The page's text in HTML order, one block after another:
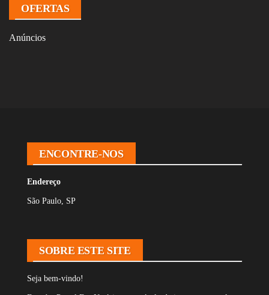
OFERTAS
Anúncios
ENCONTRE-NOS
Endereço
São Paulo, SP
SOBRE ESTE SITE
Seja bem-vindo!